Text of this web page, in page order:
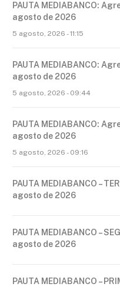
PAUTA MEDIABANCO:
agosto de 2026
5 agosto, 2026 - 11:15
PAUTA MEDIABANCO:
agosto de 2026
5 agosto, 2026 - 09:44
PAUTA MEDIABANCO:
agosto de 2026
5 agosto, 2026 - 09:16
PAUTA MEDIABANCO –
agosto de 2026
PAUTA MEDIABANCO –
agosto de 2026
PAUTA MEDIABANCO –